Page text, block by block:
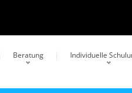
Beratung Individuelle